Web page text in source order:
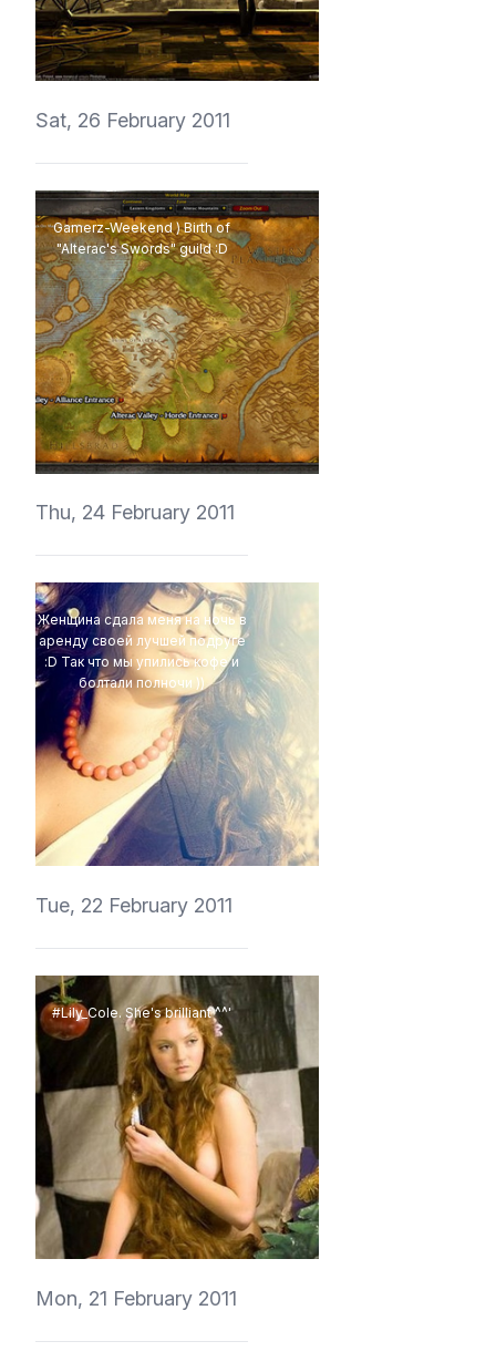
vedmich
Sat, 26 February 2011
Gamerz-Weekend ) Birth of
"Alterac's Swords" guild :D
vedmich
Thu, 24 February 2011
Женщина сдала меня на ночь в
аренду своей лучшей подруге
:D Так что мы упились кофе и
болтали полночи ))
vedmich
Tue, 22 February 2011
#Lily_Cole. She's brilliant ^^'
vedmich
Mon, 21 February 2011